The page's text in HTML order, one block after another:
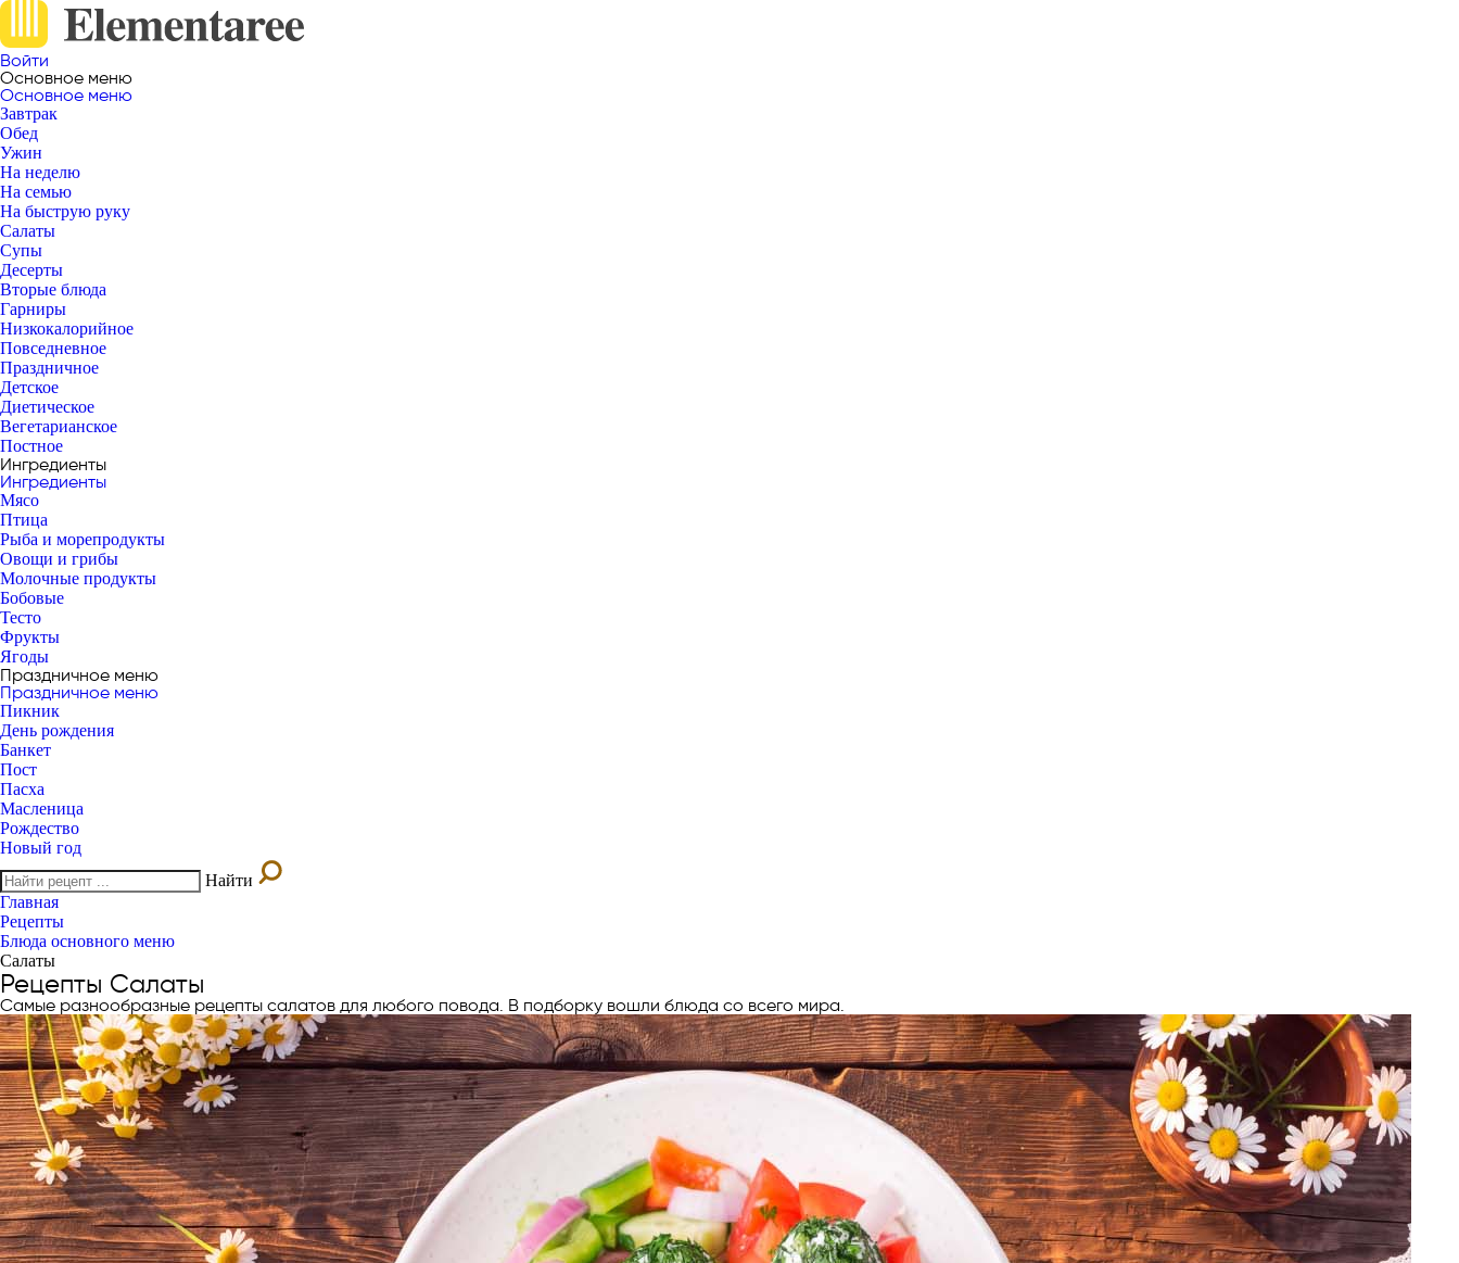
Войти
Основное меню
Основное меню
Завтрак
Обед
Ужин
На неделю
На семью
На быструю руку
Салаты
Супы
Десерты
Вторые блюда
Гарниры
Низкокалорийное
Повседневное
Праздничное
Детское
Диетическое
Вегетарианское
Постное
Ингредиенты
Ингредиенты
Мясо
Птица
Рыба и морепродукты
Овощи и грибы
Молочные продукты
Бобовые
Тесто
Фрукты
Ягоды
Праздничное меню
Праздничное меню
Пикник
День рождения
Банкет
Пост
Пасха
Масленица
Рождество
Новый год
Найти
Главная
Рецепты
Блюда основного меню
Салаты
Рецепты Салаты
Самые разнообразные рецепты салатов для любого повода. В подборку вошли блюда со всего мира.